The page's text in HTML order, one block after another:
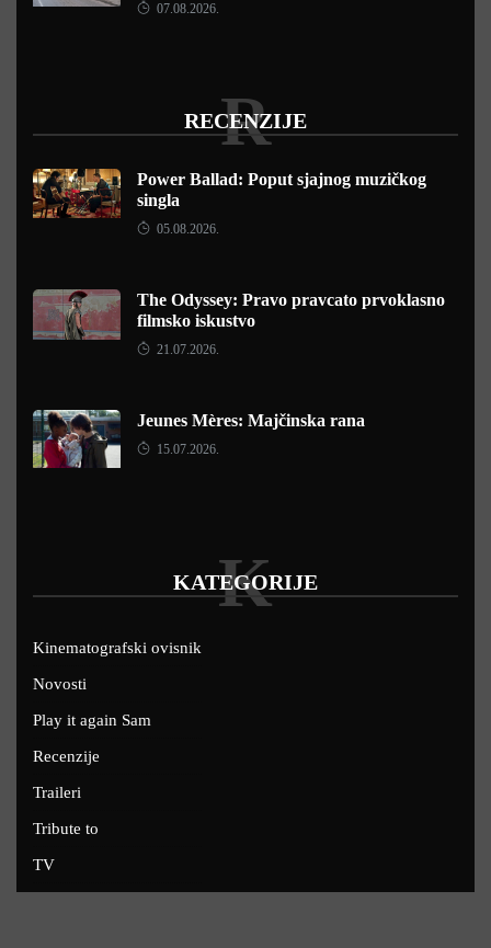
07.08.2026.
RECENZIJE
R
Power Ballad: Poput sjajnog muzičkog
singla
05.08.2026.
The Odyssey: Pravo pravcato prvoklasno
filmsko iskustvo
21.07.2026.
Jeunes Mères: Majčinska rana
15.07.2026.
KATEGORIJE
K
Kinematografski ovisnik
Novosti
Play it again Sam
Recenzije
Traileri
Tribute to
TV